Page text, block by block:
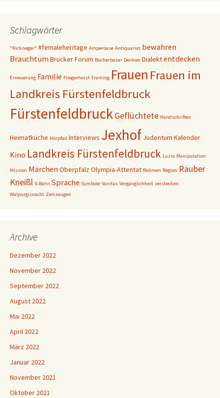
Schlagwörter
"Nickneger" #femaleheritage Amperoase Antiquariat bewahren
Brauchtum Brucker Forum Bücherbasar Denken Dialektentdecken
Erneuerung Familie Fliegerhorst Framing Frauen Frauen im
Landkreis Fürstenfeldbruck
FürstenfeldbruckGeflüchtete Handschriften
Heimatküche Hörpfad Interviews Jexhof Judentum Kalender
Kino Landkreis Fürstenfeldbruck Luzia Manipulation
Mission Märchen OberpfalzOlympia-Attentat Rahmen Region Räuber
Kneißl S-Bahn Sprache Symbole Vanitas Vergänglichkeit verstecken
Walpurgisnacht Zeitzeugen
Archive
Dezember 2022
November 2022
September 2022
August 2022
Mai 2022
April 2022
März 2022
Januar 2022
November 2021
Oktober 2021